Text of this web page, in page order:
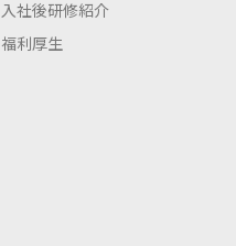
入社後研修紹介
福利厚生